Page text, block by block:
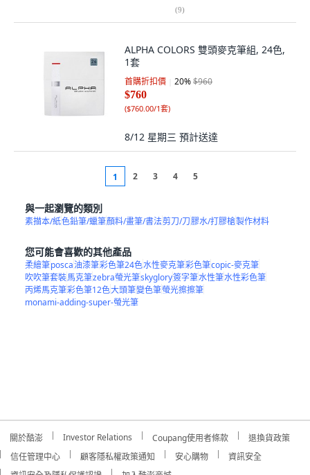
(9)
ALPHA COLORS 雙頭麥克筆組, 24色,
1套
首購折扣價 20%$960
$760
($760.00/1套)
8/12 星期三 預計送達
1 2 3 4 5
與一起瀏覽的類別
素描本/紙色鉛筆/蠟筆顏料/畫筆/書法剪刀/刀膠水/打膠槍製作材料
您可能會喜歡的其他產品
柔繪筆posca油漆筆彩色筆24色水性麥克筆彩色筆copic-麥克筆
吹吹筆套裝馬克筆zebra螢光筆skyglory簽字筆水性筆水性彩色筆
丙烯馬克筆彩色筆12色大頭筆變色筆螢光擦擦筆
monami-adding-super-螢光筆
關於酷澎 Investor Relations Coupang使用者條款
退換貨政策
信任管理中心
顧客隱私權政策通知 安心購物
資訊安全